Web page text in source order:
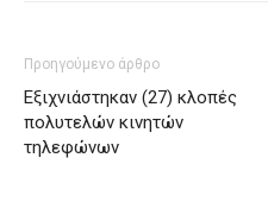
Προηγούμενο άρθρο
Εξιχνιάστηκαν (27) κλοπές
πολυτελών κινητών
τηλεφώνων